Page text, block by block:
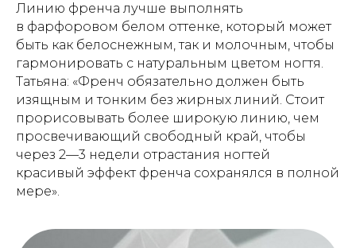
Линию френча лучше выполнять
в фарфоровом белом оттенке, который может
быть как белоснежным, так и молочным, чтобы
гармонировать с натуральным цветом ногтя.
Татьяна: «Френч обязательно должен быть
изящным и тонким без жирных линий. Стоит
прорисовывать более широкую линию, чем
просвечивающий свободный край, чтобы
через 2—3 недели отрастания ногтей
красивый эффект френча сохранялся в полной
мере».